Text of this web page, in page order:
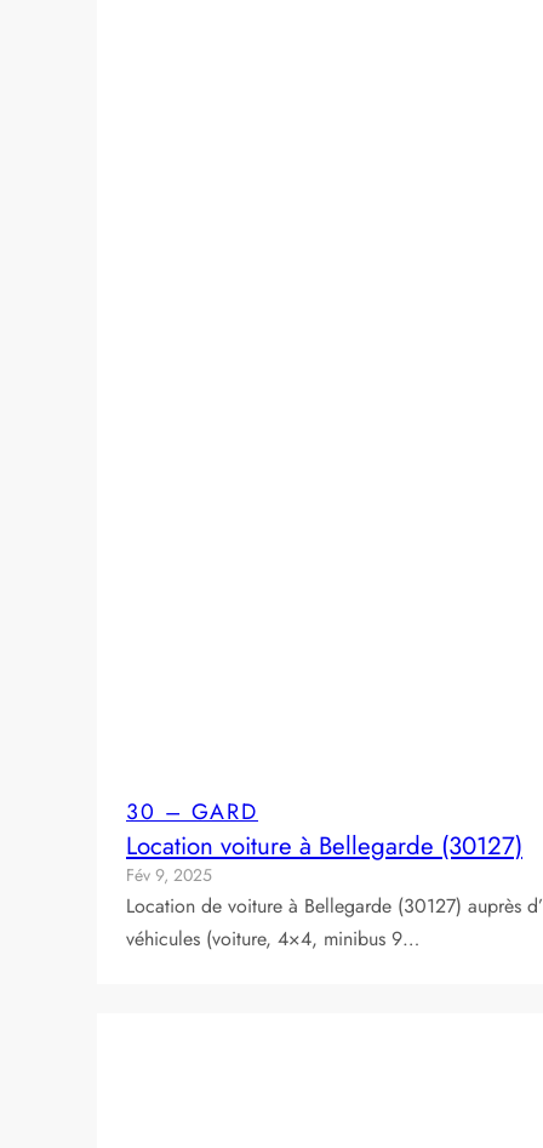
30 – GARD
Location voiture à Bellegarde (30127)
Fév 9, 2025
Location de voiture à Bellegarde (30127) auprès
véhicules (voiture, 4×4, minibus 9…